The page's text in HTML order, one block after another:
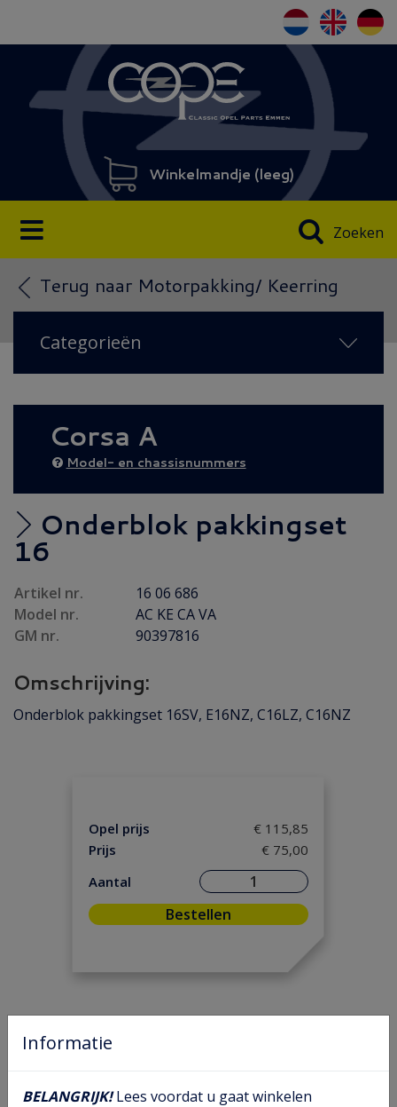
Winkelmandje (leeg)
Zoeken
Terug naar Motorpakking/ Keerring
Categorieën
NIEUW IN 2026(108)
Diesel AANBIEDING
Achteras (13)
Bumper/ Spoiler/ Spiegel
(45)
Carrosserie(60)
Elektrisch/ Verlichting(60)
Emblemen/ Sierlijsten(128)
Gebruikt(1)
Interieur/ Instrumenten (134)
Onderhoud (3)
Ontsteking
Versnelling/ Aandrijving
Remmen/ Wielen(76)
Corsa A
Model- en chassisnummers
Onderblok pakkingset
16
Artikel nr.
16 06 686
Model nr.
AC KE CA VA
GM nr.
90397816
Omschrijving:
Onderblok pakkingset 16SV, E16NZ, C16LZ, C16NZ
Opel prijs
€ 115,85
Prijs
€ 75,00
Aantal
Bestellen
Informatie
BELANGRIJK!Lees voordat u gaat winkelen